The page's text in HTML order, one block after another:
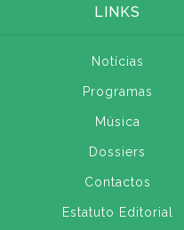
LINKS
Notícias
Programas
Música
Dossiers
Contactos
Estatuto Editorial